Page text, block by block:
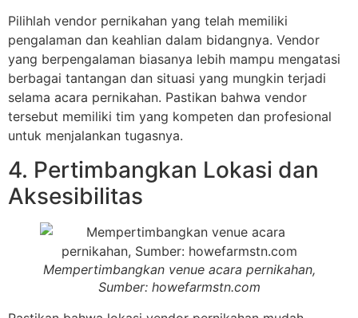
Pilihlah vendor pernikahan yang telah memiliki
pengalaman dan keahlian dalam bidangnya. Vendor
yang berpengalaman biasanya lebih mampu mengatasi
berbagai tantangan dan situasi yang mungkin terjadi
selama acara pernikahan. Pastikan bahwa vendor
tersebut memiliki tim yang kompeten dan profesional
untuk menjalankan tugasnya.
4. Pertimbangkan Lokasi dan
Aksesibilitas
Mempertimbangkan venue acara pernikahan,
Sumber: howefarmstn.com